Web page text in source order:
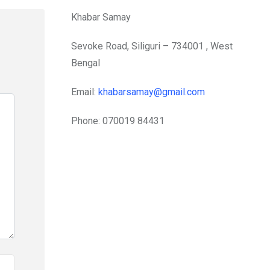
Khabar Samay
Sevoke Road, Siliguri – 734001 , West
Bengal
Email: khabarsamay@gmail.com
Phone: 070019 84431